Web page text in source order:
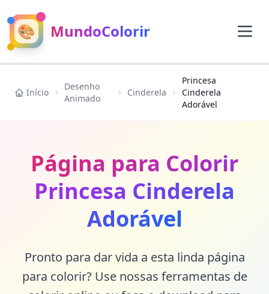
🎨 MundoColorir
Início
Desenho
Animado
Cinderela
Princesa
Cinderela
Adorável
Página para Colorir
Princesa Cinderela
Adorável
Pronto para dar vida a esta linda página
para colorir? Use nossas ferramentas de